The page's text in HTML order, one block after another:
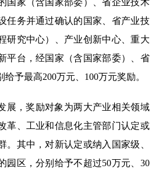
任务并通过确认的国家、省产业技
研究中心）、产业创新中心、重大
平台，经国家（含国家部委）、省
予最高200万元、100万元奖励。
展，奖励对象为两大产业相关领域
革、工业和信息化主管部门认定或
。其中，对新认定或纳入国家级、
园区，分别给予不超过50万元、30